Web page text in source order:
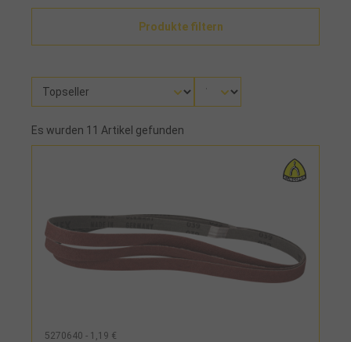
Produkte filtern
Es wurden 11 Artikel gefunden
5270640 - 1,19 €